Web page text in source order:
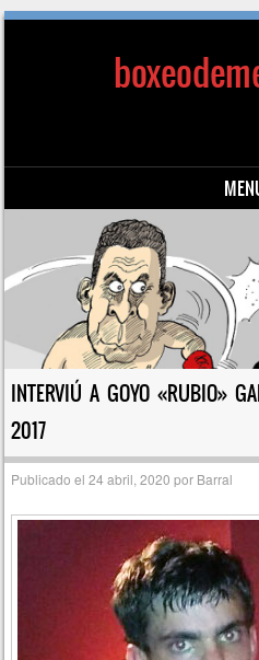
Saltar al contenido
INTERVIÚ A GOYO «RUBIO»
2017
Publicado el24 abril, 2020 por Barral